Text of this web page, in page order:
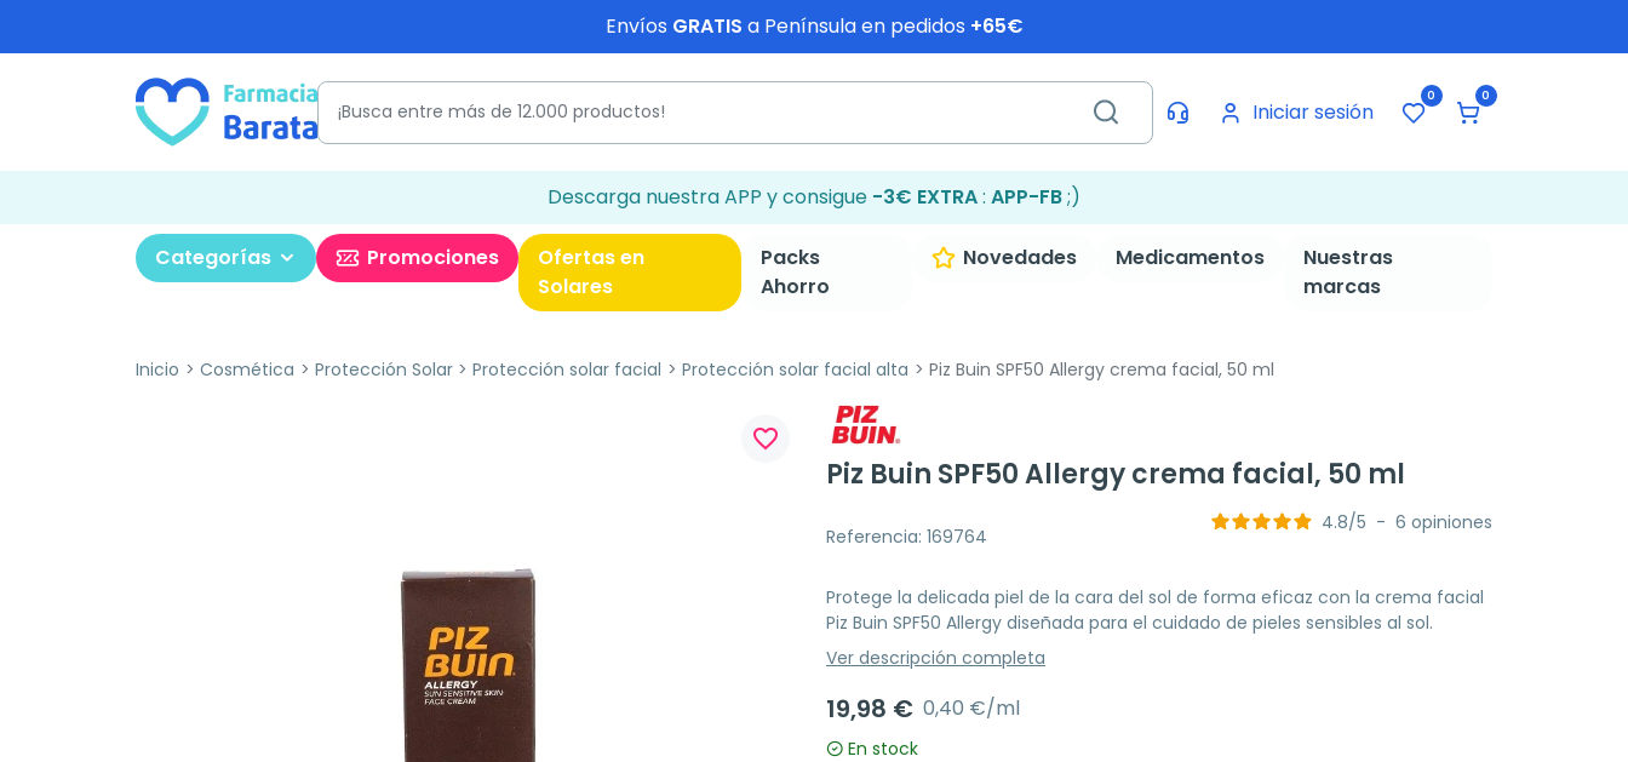
Envíos GRATIS a Península en pedidos +65€
Iniciar sesión
0 0
Descarga nuestra APP y consigue -3€ EXTRA: APP-FB;)
Categorías Promociones
Ofertas en
Solares
Packs
Ahorro
Novedades Medicamentos
Nuestras
marcas
Inicio Cosmética Protección Solar Protección solar facial Protección solar facial alta Piz Buin SPF50 Allergy crema facial, 50 ml
favorite_border
Piz Buin SPF50 Allergy crema facial, 50 ml
Referencia: 169764
4.8/5 - 6 opiniones
Protege la delicada piel de la cara del sol de forma eficaz con la crema facial
Piz Buin SPF50 Allergy diseñada para el cuidado de pieles sensibles al sol.
Ver descripción completa
19,98 € 0,40 €/ml
En stock